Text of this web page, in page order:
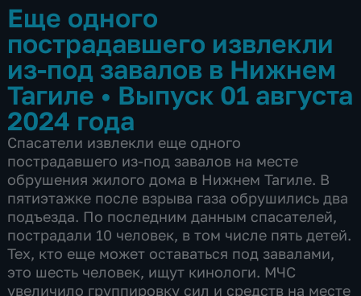
Еще одного
пострадавшего извлекли
из-под завалов в Нижнем
Тагиле • Выпуск 01 августа
2024 года
Спасатели извлекли еще одного
пострадавшего из-под завалов на месте
обрушения жилого дома в Нижнем Тагиле. В
пятиэтажке после взрыва газа обрушились два
подъезда. По последним данным спасателей,
пострадали 10 человек, в том числе пять детей.
Тех, кто еще может оставаться под завалами,
это шесть человек, ищут кинологи. МЧС
увеличило группировку сил и средств на месте